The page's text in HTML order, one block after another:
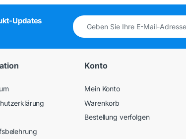
Updates
Konto
Mein Konto
Warenkorb
Bestellung verfolgen